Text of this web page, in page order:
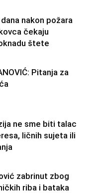
nakon požara
čekaju
štete
Pitanja za
ne sme biti talac
ličnih sujeta ili
zabrinut zbog
riba i bataka